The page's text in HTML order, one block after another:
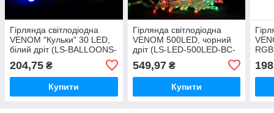
Гірлянда світлодіодна
VENOM "Кульки" 30 LED,
білий дріт (LS-BALLOONS-
204,75 ₴
Купити
Гірлянда світлодіодна
VENOM 500LED, чорний
дріт (LS-LED-500LED-BC-
549,97₴
Купити
198